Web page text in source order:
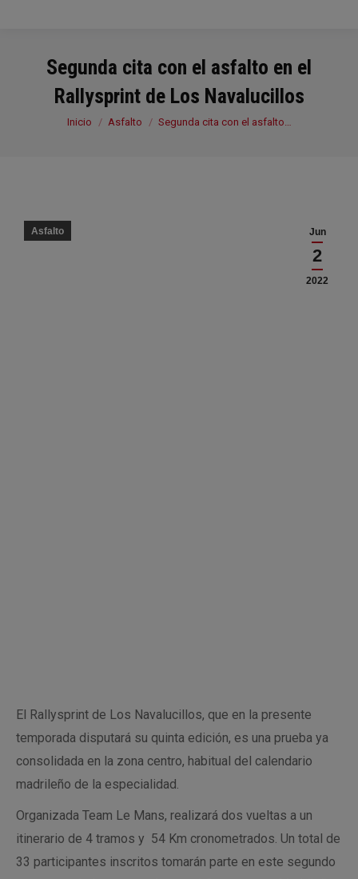
Segunda cita con el asfalto en el
Rallysprint de Los Navalucillos
Estás aquí:
Inicio Asfalto Segunda cita con el asfalto…
Jun
2
2022
Asfalto
El Rallysprint de Los Navalucillos, que en la presente
temporada disputará su quinta edición, es una prueba ya
consolidada en la zona centro, habitual del calendario
madrileño de la especialidad.
Organizada Team Le Mans, realizará dos vueltas a un
itinerario de 4 tramos y 54 Km cronometrados. Un total de
33 participantes inscritos tomarán parte en este segundo